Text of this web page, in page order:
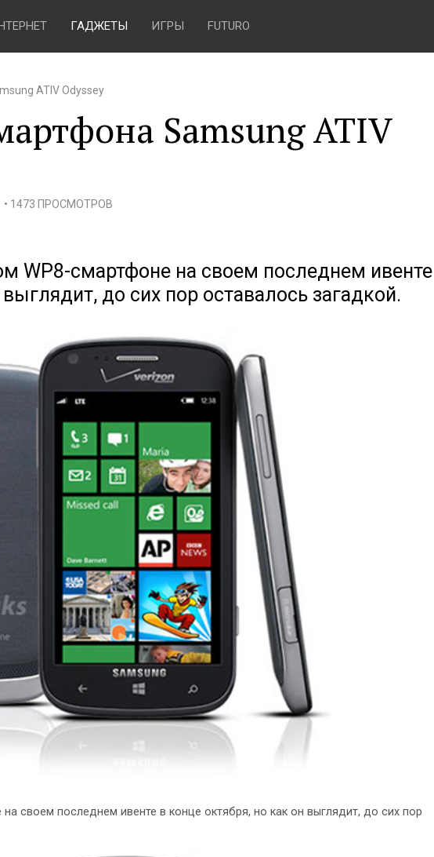
ГАДЖЕТЫ ИГРЫ FUTURO
ATIV Odyssey
Samsung ATIV
• 1473 ПРОСМОТРОВ
WP8-смартфоне на своем последнем ивенте
до сих пор оставалось загадкой.
своем последнем ивенте в конце октября, но как он выглядит, до сих пор